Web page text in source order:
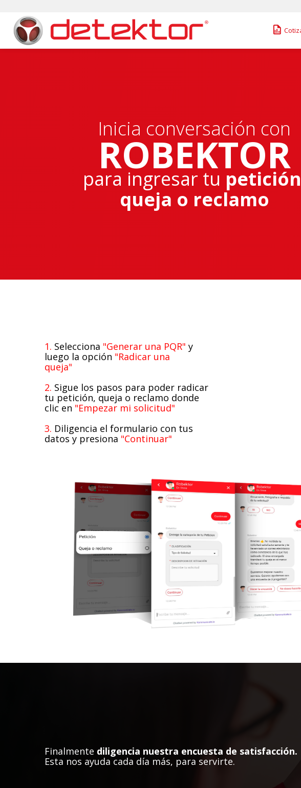
󰁋
Inicia conversación con
ROBEKTOR
para ingresar tu petición
queja o reclamo
1. Selecciona "Generar una PQR" y
luego la opción "Radicar una
queja"
2. Sigue los pasos para poder radicar
tu petición, queja o reclamo donde
clic en "Empezar mi solicitud"
3. Diligencia el formulario con tus
datos y presiona "Continuar"
Finalmente diligencia nuestra encuesta de satisfacción.
Esta nos ayuda cada día más, para servirte.